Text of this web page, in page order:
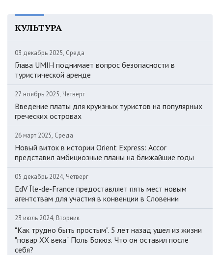
КУЛЬТУРА
03 декабрь 2025, Среда
Глава UMIH поднимает вопрос безопасности в
туристической аренде
27 ноябрь 2025, Четверг
Введение платы для круизных туристов на популярных
греческих островах
26 март 2025, Среда
Новый виток в истории Orient Express: Accor
представил амбициозные планы на ближайшие годы
05 декабрь 2024, Четверг
EdV Île-de-France предоставляет пять мест новым
агентствам для участия в конвенции в Словении
23 июль 2024, Вторник
"Как трудно быть простым". 5 лет назад ушел из жизни
"повар ХХ века" Поль Бокюз. Что он оставил после
себя?